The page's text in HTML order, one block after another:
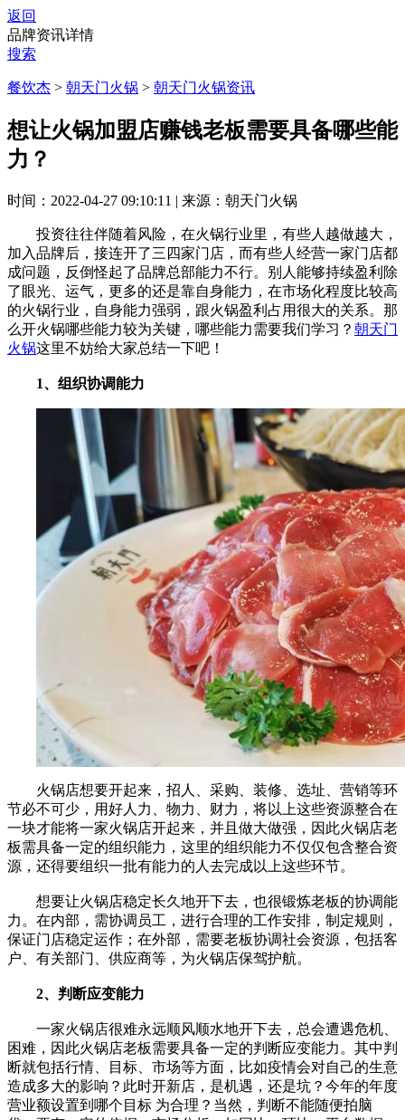
返回
品牌资讯详情
搜索
餐饮杰 > 朝天门火锅 > 朝天门火锅资讯
想让火锅加盟店赚钱老板需要具备哪些能
力？
时间：2022-04-27 09:10:11 | 来源：朝天门火锅
投资往往伴随着风险，在火锅行业里，有些人越做越大，
加入品牌后，接连开了三四家门店，而有些人经营一家门店都
成问题，反倒怪起了品牌总部能力不行。别人能够持续盈利除
了眼光、运气，更多的还是靠自身能力，在市场化程度比较高
的火锅行业，自身能力强弱，跟火锅盈利占用很大的关系。那
么开火锅哪些能力较为关键，哪些能力需要我们学习？ 朝天门
火锅这里不妨给大家总结一下吧！
1、组织协调能力
火锅店想要开起来，招人、采购、装修、选址、营销等环
节必不可少，用好人力、物力、财力，将以上这些资源整合在
一块才能将一家火锅店开起来，并且做大做强，因此火锅店老
板需具备一定的组织能力，这里的组织能力不仅仅包含整合资
源，还得要组织一批有能力的人去完成以上这些环节。
想要让火锅店稳定长久地开下去，也很锻炼老板的协调能
力。在内部，需协调员工，进行合理的工作安排，制定规则，
保证门店稳定运作；在外部，需要老板协调社会资源，包括客
户、有关部门、供应商等，为火锅店保驾护航。
2、判断应变能力
一家火锅店很难永远顺风顺水地开下去，总会遭遇危机、
困难，因此火锅店老板需要具备一定的判断应变能力。其中判
断就包括行情、目标、市场等方面，比如疫情会对自己的生意
造成多大的影响？此时开新店，是机遇，还是坑？今年的年度
营业额设置到哪个目标 为合理？当然，判断不能随便拍脑